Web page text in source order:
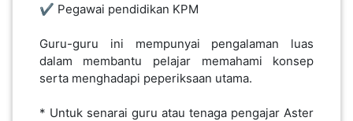
✔️ Pegawai pendidikan KPM
Guru-guru ini mempunyai pengalaman luas
dalam membantu pelajar memahami konsep
serta menghadapi peperiksaan utama.
* Untuk senarai guru atau tenaga pengajar Aster